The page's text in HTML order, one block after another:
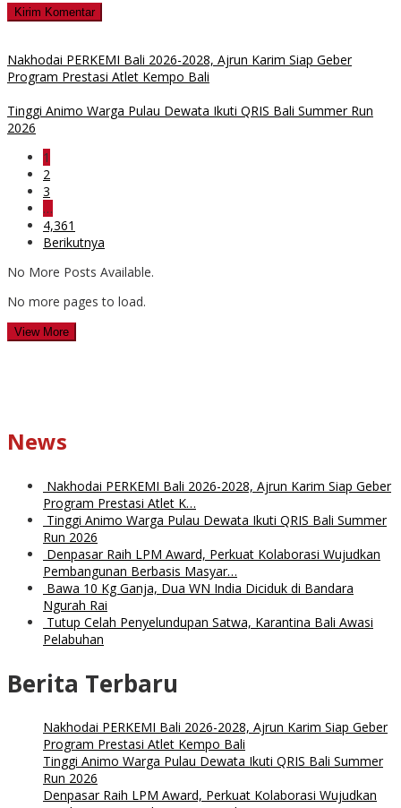
Nakhodai PERKEMI Bali 2026-2028, Ajrun Karim Siap Geber
Program Prestasi Atlet Kempo Bali
Tinggi Animo Warga Pulau Dewata Ikuti QRIS Bali Summer Run
2026
1
2
3
…
4,361
Berikutnya
No More Posts Available.
No more pages to load.
View More
News
Nakhodai PERKEMI Bali 2026-2028, Ajrun Karim Siap Geber
Program Prestasi Atlet K…
Tinggi Animo Warga Pulau Dewata Ikuti QRIS Bali Summer
Run 2026
Denpasar Raih LPM Award, Perkuat Kolaborasi Wujudkan
Pembangunan Berbasis Masyar…
Bawa 10 Kg Ganja, Dua WN India Diciduk di Bandara
Ngurah Rai
Tutup Celah Penyelundupan Satwa, Karantina Bali Awasi
Pelabuhan
Berita Terbaru
Nakhodai PERKEMI Bali 2026-2028, Ajrun Karim Siap Geber
Program Prestasi Atlet Kempo Bali
Tinggi Animo Warga Pulau Dewata Ikuti QRIS Bali Summer
Run 2026
Denpasar Raih LPM Award, Perkuat Kolaborasi Wujudkan